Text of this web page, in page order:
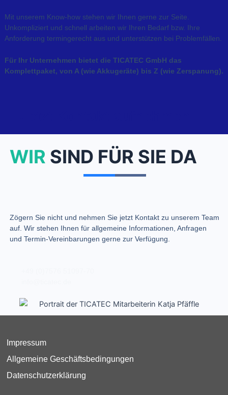
Mit unserem Know-how stehen wir Ihnen gerne zur Seite.
Unkompliziert und schnell arbeiten wir Ihren Bedarf bzw. Ihre
Anforderung termingerecht aus und unterstützen bei Problemfällen.
Für Ihr Unternehmen bietet die TICATEC GmbH das
Komplettpaket, von A (wie Akkugeräte) bis Z (wie Zerspanung).
WIR SIND FÜR SIE DA
Zögern Sie nicht und nehmen Sie jetzt Kontakt zu unserem Team
auf. Wir stehen Ihnen für allgemeine Informationen, Anfragen
und Termin-Vereinbarungen gerne zur Verfügung.
Impressum
Allgemeine Geschäftsbedingungen
Datenschutzerklärung